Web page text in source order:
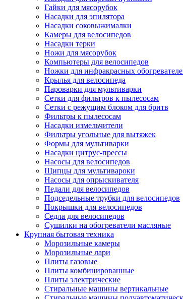
Гайки для мясорубок
Насадки для эпилятора
Насадки соковыжималки
Камеры для велосипедов
Насадки терки
Ножи для мясорубок
Компьютеры для велосипедов
Ножки для инфракрасных
Крылья для велосипеда
Пароварки для мультиварки
Сетки для фильтров к пылесосам
Сетки с режущим блоком для бритв
Фильтры к пылесосам
Насадки измельчители
Фильтры угольные для вытяжек
Формы для мультиварки
Насадки цитрус-прессы
Насосы для велосипедов
Щипцы для мультивароки
Насосы для опрыскивателя
Педали для велосипедов
Подседельные трубки для велосипедов
Покрышки для велосипедов
Седла для велосипедов
Сушилки на обогреватели масляные
Крупная бытовая техника
Морозильные камеры
Морозильные лари
Плиты газовые
Плиты комбинированные
Плиты электрические
Стиральные машины вертикальные